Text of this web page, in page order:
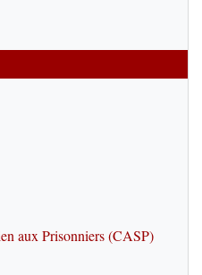
aux Prisonniers (CASP)